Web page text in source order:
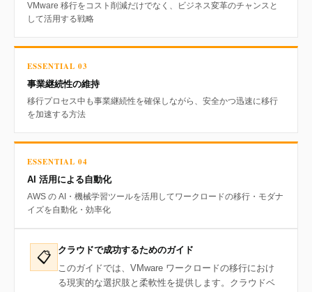
VMware 移行をコスト削減だけでなく、ビジネス変革のチャンスと
して活用する戦略
ESSENTIAL 03
事業継続性の維持
移行プロセス中も事業継続性を確保しながら、安全かつ迅速に移行
を加速する方法
ESSENTIAL 04
AI 活用による自動化
AWS の AI・機械学習ツールを活用してワークロードの移行・モダナ
イズを自動化・効率化
📋 クラウドで成功するためのガイド
このガイドでは、VMware ワークロードの移行におけ
る現実的な選択肢と柔軟性を提供します。クラウドベ